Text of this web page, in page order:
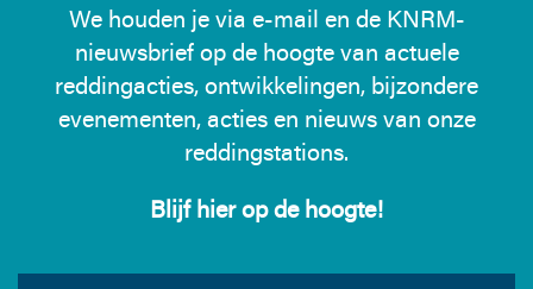
We houden je via e-mail en de KNRM-
nieuwsbrief op de hoogte van actuele
reddingacties, ontwikkelingen, bijzondere
evenementen, acties en nieuws van onze
reddingstations.
Blijf hier op de hoogte!